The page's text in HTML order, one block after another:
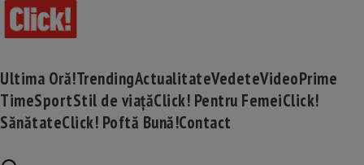
Ultima Oră!TrendingActualitateVedeteVideoPrime
TimeSportStil de viațăClick! Pentru FemeiClick!
SănătateClick! Poftă Bună!Contact